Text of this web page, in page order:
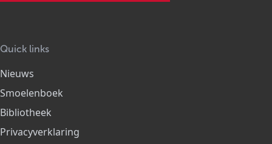
Quick links
Nieuws
Smoelenboek
Bibliotheek
Privacyverklaring